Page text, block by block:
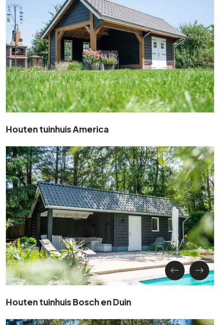
Houten tuinhuis America
Houten tuinhuis Bosch en Duin